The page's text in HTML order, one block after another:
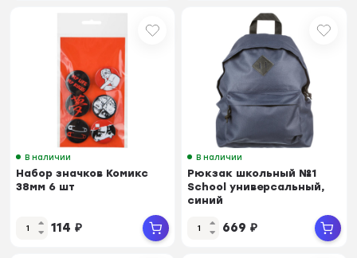
В наличии
Набор значков Комикс
38мм 6 шт
114 ₽
В наличии
Рюкзак школьный №1
School универсальный,
синий
669 ₽